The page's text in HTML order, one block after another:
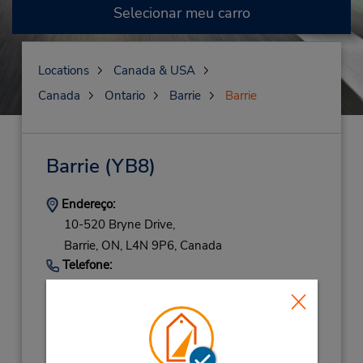
Selecionar meu carro
Locations
Canada & USA
Canada
Ontario Barrie Barrie
Barrie (YB8)
Endereço:
10-520 Bryne Drive,
Barrie, ON, L4N 9P6, Canada
Telefone:
Horário de funcionamento: